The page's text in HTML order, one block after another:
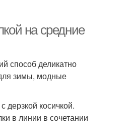
на средние
способ деликатно
зимы, модные
дерзкой косичкой.
в линии в сочетании